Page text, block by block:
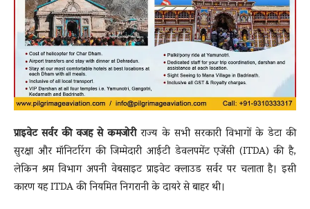
प्राइवेट सर्वर की वजह से कमजोरीराज्य के सभी सरकारी विभागों के डेटा की
सुरक्षा और मॉनिटरिंग की जिम्मेदारी आईटी डेवलपमेंट एजेंसी (ITDA) की है,
लेकिन श्रम विभाग अपनी वेबसाइट प्राइवेट क्लाउड सर्वर पर चलाता है। इसी
कारण यह ITDA की नियमित निगरानी के दायरे से बाहर थी।